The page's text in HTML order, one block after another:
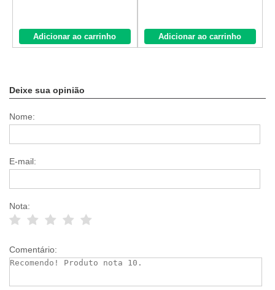
Adicionar ao carrinho Adicionar ao carrinho
Deixe sua opinião
Nome:
E-mail:
Nota:
Comentário: